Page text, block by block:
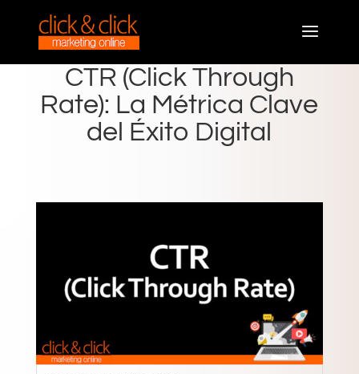
CTR (Click Through
Rate): La Métrica Clave
del Éxito Digital